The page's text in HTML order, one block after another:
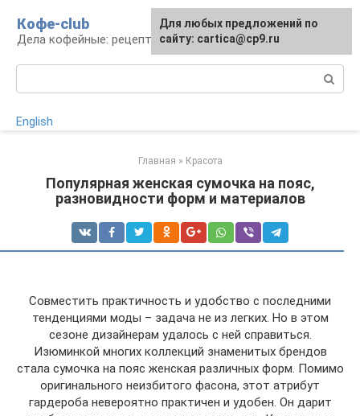
контенту
Кофе-club
Дела кофейные: рецепты и приготовление
English
Главная » Красота
Популярная женская сумочка на пояс,
разновидности форм и материалов
Совместить практичность и удобство с последними
тенденциями моды – задача не из легких. Но в этом
сезоне дизайнерам удалось с ней справиться.
Изюминкой многих коллекций знаменитых брендов
стала сумочка на пояс женская различных форм. Помимо
оригинального неизбитого фасона, этот атрибут
гардероба невероятно практичен и удобен. Он дарит
Для любых предложений по
сайту: cartica@cp9.ru